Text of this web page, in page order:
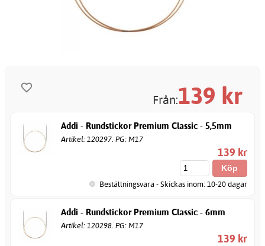
Från:139 kr
Addi - Rundstickor Premium Classic - 5,5mm
Artikel: 120297. PG: M17
139 kr
Beställningsvara - Skickas inom: 10-20 dagar
Addi - Rundstickor Premium Classic - 6mm
Artikel: 120298. PG: M17
139 kr